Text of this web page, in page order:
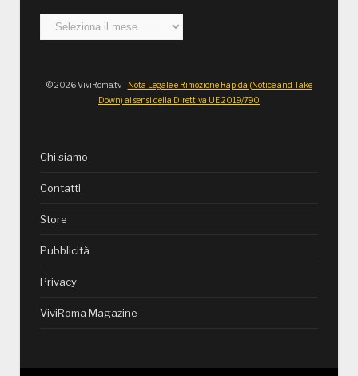
Archivi
© 2026 ViviRoma.tv - Nota Legale e Rimozione Rapida (Notice and Take
Down) ai sensi della Direttiva UE 2019/790
Chi siamo
Contatti
Store
Pubblicità
Privacy
ViviRoma Magazine